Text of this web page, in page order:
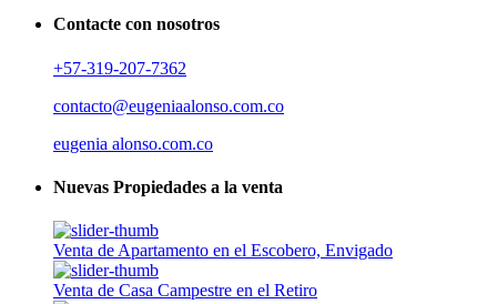
Contacte con nosotros
+57-319-207-7362
contacto@eugeniaalonso.com.co
eugenia alonso.com.co
Nuevas Propiedades a la venta
Venta de Apartamento en el Escobero, Envigado
Venta de Casa Campestre en el Retiro